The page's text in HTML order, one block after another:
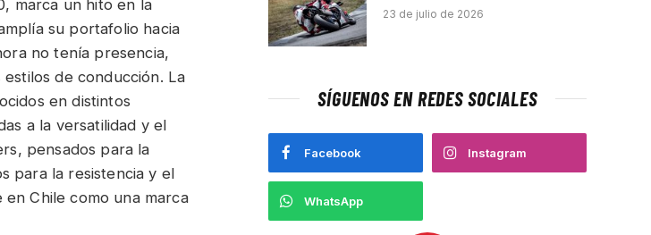
marca un hito en la
su portafolio hacia
no tenía presencia,
de conducción. La
en distintos
a la versatilidad y el
pensados para la
para la resistencia y el
Chile como una marca
23 de julio de 2026
SÍGUENOS EN REDES SOCIALES
Facebook Instagram
WhatsApp